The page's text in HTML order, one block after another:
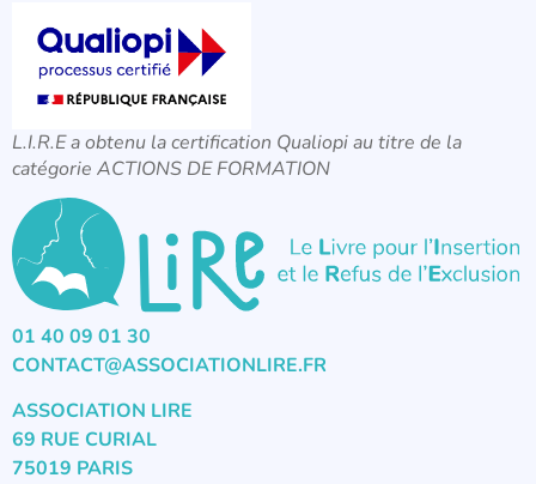
L.I.R.E a obtenu la certification Qualiopi au titre de la
catégorie ACTIONS DE FORMATION
01 40 09 01 30
CONTACT@ASSOCIATIONLIRE.FR
ASSOCIATION LIRE
69 RUE CURIAL
75019 PARIS